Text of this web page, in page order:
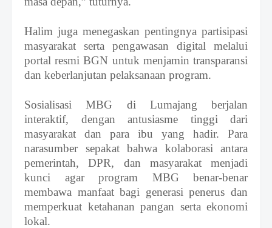
Halim juga menegaskan pentingnya partisipasi
masyarakat serta pengawasan digital melalui
portal resmi BGN untuk menjamin transparansi
dan keberlanjutan pelaksanaan program.
Sosialisasi MBG di Lumajang berjalan
interaktif, dengan antusiasme tinggi dari
masyarakat dan para ibu yang hadir. Para
narasumber sepakat bahwa kolaborasi antara
pemerintah, DPR, dan masyarakat menjadi
kunci agar program MBG benar-benar
membawa manfaat bagi generasi penerus dan
memperkuat ketahanan pangan serta ekonomi
lokal.